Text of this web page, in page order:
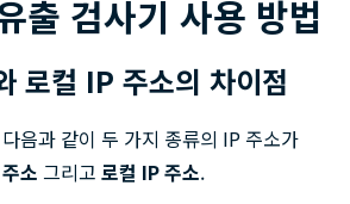
출 검사기 사용 방법
로컬 IP 주소의 차이점
음과 같이 두 가지 종류의 IP 주소가
소 그리고 로컬 IP 주소.